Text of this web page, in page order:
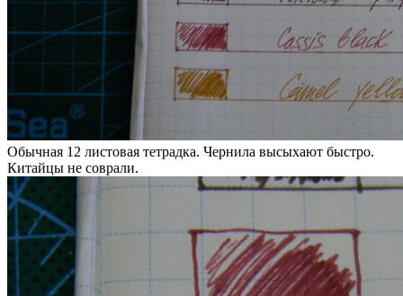
Обычная 12 листовая тетрадка. Чернила высыхают быстро.
Китайцы не соврали.